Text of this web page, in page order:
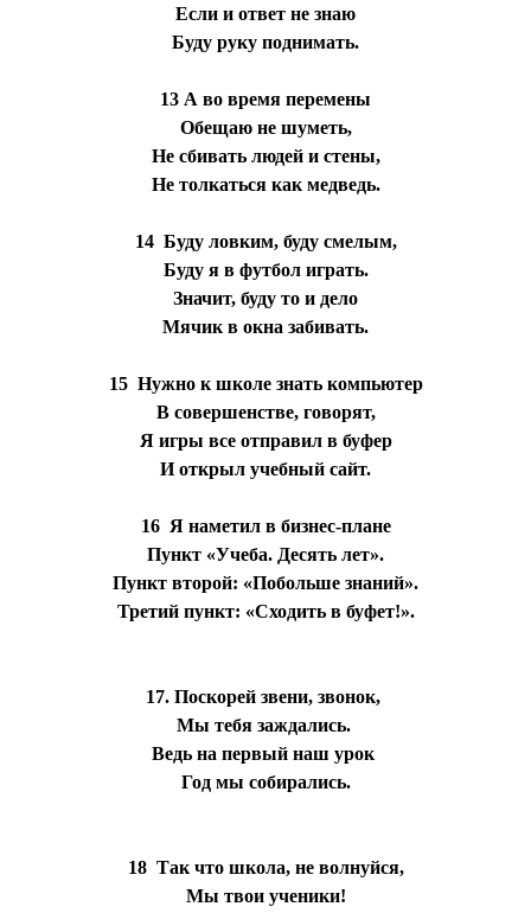
Если и ответ не знаю
Буду руку поднимать.
13 А во время перемены
Обещаю не шуметь,
Не сбивать людей и стены,
Не толкаться как медведь.
14 Буду ловким, буду смелым,
Буду я в футбол играть.
Значит, буду то и дело
Мячик в окна забивать.
15 Нужно к школе знать компьютер
В совершенстве, говорят,
Я игры все отправил в буфер
И открыл учебный сайт.
16 Я наметил в бизнес-плане
Пункт «Учеба. Десять лет».
Пункт второй: «Побольше знаний».
Третий пункт: «Сходить в буфет!».
17. Поскорей звени, звонок,
Мы тебя заждались.
Ведь на первый наш урок
Год мы собирались.
18 Так что школа, не волнуйся,
Мы твои ученики!